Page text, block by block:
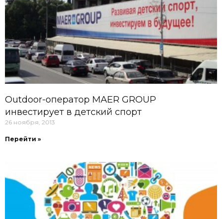
Outdoor-оператор MAER GROUP
инвестирует в детский спорт
26 ноября, 2013
Перейти »